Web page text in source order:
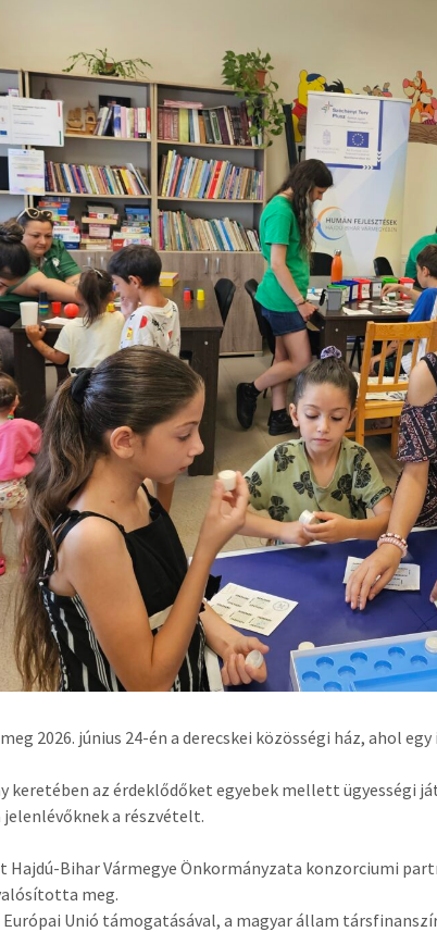
2026. június 24-én a derecskei közösségi ház, ahol
keretében az érdeklődőket egyebek mellett ügyességi
jelenlévőknek a részvételt.
Hajdú-Bihar Vármegye Önkormányzata konzorciumi
meg.
Unió támogatásával, a magyar állam